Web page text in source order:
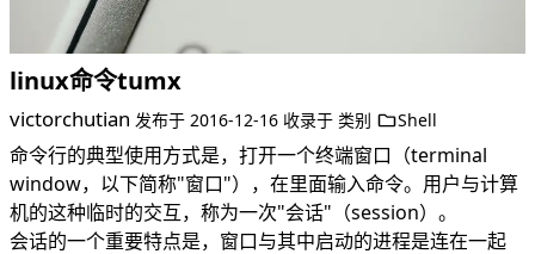
linux命令tumx
victorchutian 发布于 2016-12-16 收录于 类别 Shell
命令行的典型使用方式是，打开一个终端窗口（terminal
window，以下简称"窗口"），在里面输入命令。用户与计算
机的这种临时的交互，称为一次"会话"（session）。
会话的一个重要特点是，窗口与其中启动的进程是连在一起